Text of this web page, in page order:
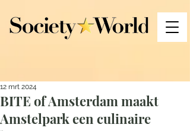
BITE of Amsterdam maakt
Amstelpark een culinaire
12 mrt 2024